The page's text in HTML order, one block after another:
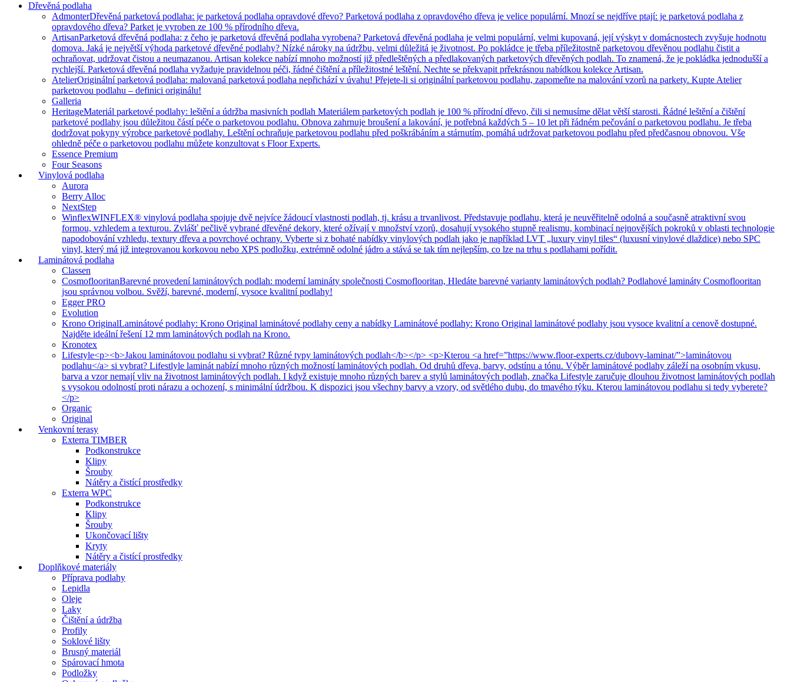
Dřevěná podlaha
AdmonterDřevěná parketová podlaha: je parketová podlaha opravdové dřevo? Parketová podlaha z opravdového dřeva je velice populární. Mnozí se nejdříve ptají: je parketová podlaha z
opravdového dřeva? Parket je vyroben ze 100 % přírodního dřeva.
ArtisanParketová dřevěná podlaha: z čeho je parketová dřevěná podlaha vyrobena? Parketová dřevěná podlaha je velmi populární, velmi kupovaná, její výskyt v domácnostech zvyšuje hodnotu
domova. Jaká je největší výhoda parketové dřevěné podlahy? Nízké nároky na údržbu, velmi důležitá je životnost. Po pokládce je třeba příležitostně parketovou dřevěnou podlahu čistit a
ochraňovat, udržovat čistou a neumazanou. Artisan kolekce nabízí mnoho možností již předleštěných a předlakovaných parketových dřevěných podlah. To znamená, že je pokládka jednodušší a
rychlejší. Parketová dřevěná podlaha vyžaduje pravidelnou péči, řádné čištění a příležitostné leštění. Nechte se překvapit prřekrásnou nabídkou kolekce Artisan.
AtelierOriginální parketová podlaha: malovaná parketová podlaha nepřichází v úvahu! Přejete-li si originální parketovou podlahu, zapomeňte na malování vzorů na parkety. Kupte Atelier
parketovou podlahu – definici originálu!
Galleria
HeritageMateriál parketové podlahy: leštění a údržba masivních podlah Materiálem parketových podlah je 100 % přírodní dřevo, čili si nemusíme dělat větší starosti. Řádné leštění a čištění
parketové podlahy jsou důležitou částí péče o parketovou podlahu. Obnova zahrnuje broušení a lakování, je potřebná každých 5 – 10 let při řádném pečování o parketovou podlahu. Je třeba
dodržovat pokyny výrobce parketové podlahy. Leštění ochraňuje parketovou podlahu před poškrábáním a stárnutím, pomáhá udržovat parketovou podlahu před předčasnou obnovou. Vše
ohledně péče o parketovou podlahu můžete konzultovat s Floor Experts.
Essence Premium
Four Seasons
Vinylová podlaha
Aurora
Berry Alloc
NextStep
WinflexWINFLEX® vinylová podlaha spojuje dvě nejvíce žádoucí vlastnosti podlah, tj. krásu a trvanlivost. Představuje podlahu, která je neuvěřitelně odolná a současně atraktivní svou
formou, vzhledem a texturou. Zvlášť pečlivě vybrané dřevěné dekory, které ožívají v množství vzorů, dosahují vysokého stupně realismu, kombinací nejnovějších pokroků v oblasti technologie
napodobování vzhledu, textury dřeva a povrchové ochrany. Vyberte si z bohaté nabídky vinylových podlah jako je například LVT „luxury vinyl tiles“ (luxusní vinylové dlaždice) nebo SPC
vinyl, který má již integrovanou korkovou nebo XPS podložku, extrémně odolné jádro a stává se tak tím nejlepším, co lze na trhu s podlahami pořídit.
Laminátová podlaha
Classen
CosmoflooritanBarevné provedení laminátových podlah: moderní lamináty společnosti Cosmoflooritan, Hledáte barevné varianty laminátových podlah? Podlahové lamináty Cosmoflooritan
jsou správnou volbou. Svěží, barevné, moderní, vysoce kvalitní podlahy!
Egger PRO
Evolution
Krono OriginalLaminátové podlahy: Krono Original laminátové podlahy ceny a nabídky Laminátové podlahy: Krono Original laminátové podlahy jsou vysoce kvalitní a cenově dostupné.
Najděte ideální řešení 12 mm laminátových podlah na Krono.
Kronotex
Lifestyle<p><b>Jakou laminátovou podlahu si vybrat? Různé typy laminátových podlah</b></p> <p>Kterou <a href=”https://www.floor-experts.cz/dubovy-laminat/”>laminátovou
podlahu</a> si vybrat? Lifestlyle laminát nabízí mnoho různých možností laminátových podlah. Od druhů dřeva, barvy, odstínu a tónu. Výběr laminátové podlahy záleží na osobním vkusu,
barva a vzor nemají vliv na životnost laminátových podlah. I když existuje mnoho různých barev a stylů laminátových podlah, značka Lifestyle zaručuje dlouhou životnost laminátových podlah
s vysokou odolností proti nárazu a ochození, s minimální údržbou. K dispozici jsou všechny barvy a vzory, od světlého dubu, do tmavého týku. Kterou laminátovou podlahu si tedy vyberete?
</p>
Organic
Original
Venkovní terasy
Exterra TIMBER
Podkonstrukce
Klipy
Šrouby
Nátěry a čistící prostředky
Exterra WPC
Podkonstrukce
Klipy
Šrouby
Ukončovací lišty
Kryty
Nátěry a čistící prostředky
Doplňkové materiály
Příprava podlahy
Lepidla
Oleje
Laky
Čištění a údržba
Profily
Soklové lišty
Brusný materiál
Spárovací hmota
Podložky